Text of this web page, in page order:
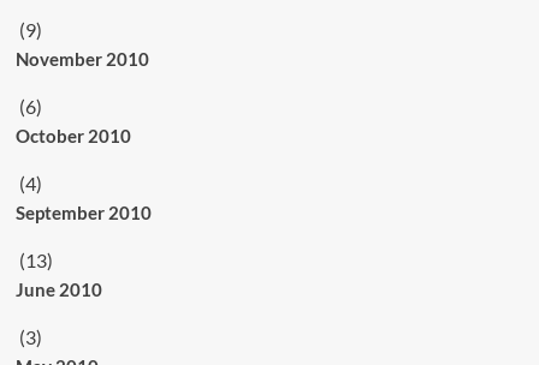
(9)
November 2010
(6)
October 2010
(4)
September 2010
(13)
June 2010
(3)